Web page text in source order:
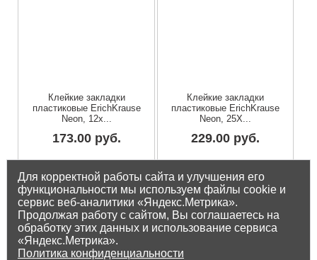
Клейкие закладки
пластиковые ErichKrause
Neon, 12х...
173.00 руб.
Клейкие закладки
пластиковые ErichKrause
Neon, 25X...
229.00 руб.
Для корректной работы сайта и улучшения его
функциональности мы используем файлы cookie и
сервис веб-аналитики «Яндекс.Метрика».
Продолжая работу с сайтом, Вы соглашаетесь на
обработку этих данных и использование сервиса
«Яндекс.Метрика».
Политика конфиденциальности